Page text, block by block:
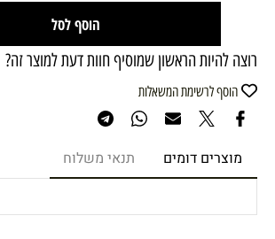
הוסף לסל
רוצה להיות הראשון שמוסיף חוות דעת למוצר זה?
הוסף לרשימת המשאלות
מוצרים דומים תנאי משלוח